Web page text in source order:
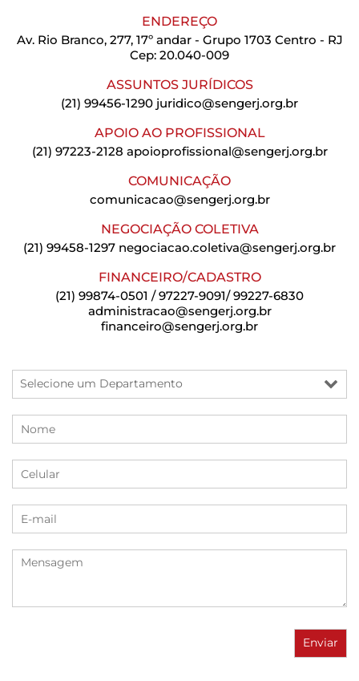
ENDEREÇO
Av. Rio Branco, 277, 17º andar - Grupo 1703 Centro - RJ
Cep: 20.040-009
ASSUNTOS JURÍDICOS
(21) 99456-1290 juridico@sengerj.org.br
APOIO AO PROFISSIONAL
(21) 97223-2128 apoioprofissional@sengerj.org.br
COMUNICAÇÃO
comunicacao@sengerj.org.br
NEGOCIAÇÃO COLETIVA
(21) 99458-1297 negociacao.coletiva@sengerj.org.br
FINANCEIRO/CADASTRO
(21) 99874-0501 / 97227-9091/ 99227-6830
administracao@sengerj.org.br
financeiro@sengerj.org.br